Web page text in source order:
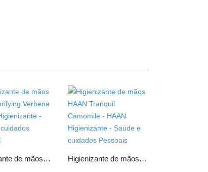
Higienizante de mãos HAAN Purifying Verbena Higienizante de mãos HAAN Tranquil Camomile